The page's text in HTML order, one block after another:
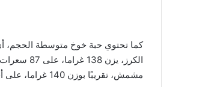
مشمش، تقريبًا بوزن 140 غراما، على أقل من 70 سعرات حرارية.